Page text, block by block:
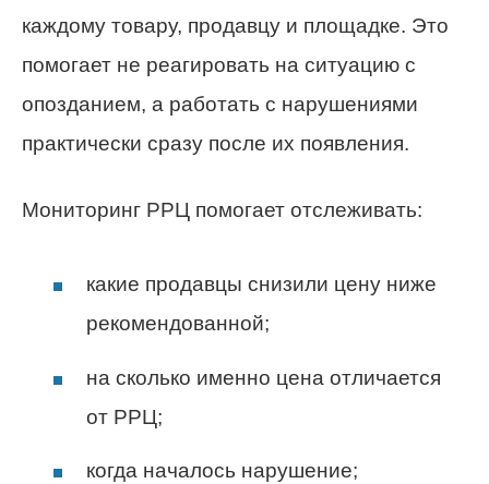
каждому товару, продавцу и площадке. Это
помогает не реагировать на ситуацию с
опозданием, а работать с нарушениями
практически сразу после их появления.
Мониторинг РРЦ помогает отслеживать:
какие продавцы снизили цену ниже
рекомендованной;
на сколько именно цена отличается
от РРЦ;
когда началось нарушение;